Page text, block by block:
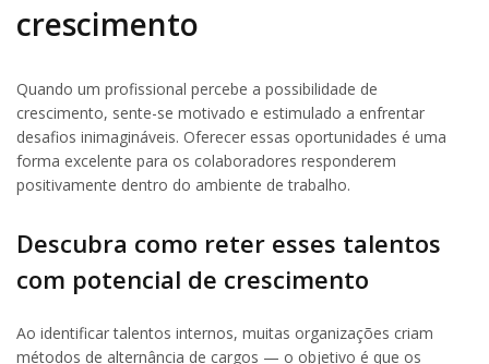
crescimento
Quando um profissional percebe a possibilidade de
crescimento, sente-se motivado e estimulado a enfrentar
desafios inimagináveis. Oferecer essas oportunidades é uma
forma excelente para os colaboradores responderem
positivamente dentro do ambiente de trabalho.
Descubra como reter esses talentos
com potencial de crescimento
Ao identificar talentos internos, muitas organizações criam
métodos de alternância de cargos — o objetivo é que os